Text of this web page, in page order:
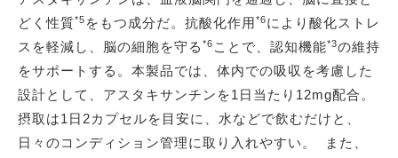
どく性質*5 をもつ成分だ。抗酸化作用 *6により酸化ストレ
スを軽減し、脳の細胞を守る *6 ことで、認知機能*3の維持
をサポートする。本製品では、体内での吸収を考慮した
設計として、アスタキサンチンを1日当たり12mg配合。
摂取は1日2カプセルを目安に、水などで飲むだけと、
日々のコンディション管理に取り入れやすい。 また、